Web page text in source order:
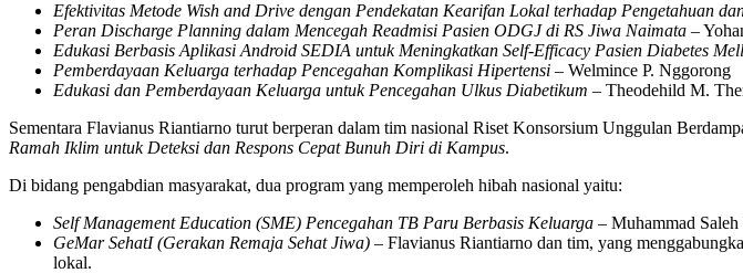
Efektivitas Metode Wish and Drive dengan Pendekatan Kearifan Lokal terhadap Pengetahuan
Peran Discharge Planning dalam Mencegah Readmisi Pasien ODGJ di RS Jiwa Naimata –
Edukasi Berbasis Aplikasi Android SEDIA untuk Meningkatkan Self-Efficacy Pasien Diabetes
Pemberdayaan Keluarga terhadap Pencegahan Komplikasi Hipertensi – Welmince P. Nggorong
Edukasi dan Pemberdayaan Keluarga untuk Pencegahan Ulkus Diabetikum – Theodehild M.
Sementara Flavianus Riantiarno turut berperan dalam tim nasional Riset Konsorsium Unggulan
Ramah Iklim untuk Deteksi dan Respons Cepat Bunuh Diri di Kampus.
Di bidang pengabdian masyarakat, dua program yang memperoleh hibah nasional yaitu:
Self Management Education (SME) Pencegahan TB Paru Berbasis Keluarga – Muhammad
GeMar SehatI (Gerakan Remaja Sehat Jiwa) – Flavianus Riantiarno dan tim, yang
lokal.